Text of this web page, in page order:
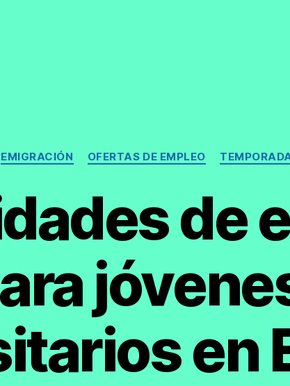
Categorías
EMIGRACIÓN OFERTAS DE EMPLEO
de
en